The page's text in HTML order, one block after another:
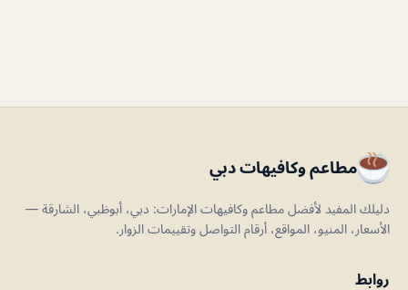
مطاعم وكافيهات دبي
دليلك المفيد لأفضل مطاعم وكافيهات الإمارات: دبي، أبوظبي، الشارقة —
الأسعار، المنيو، المواقع، أرقام التواصل وتقييمات الزوار.
روابط